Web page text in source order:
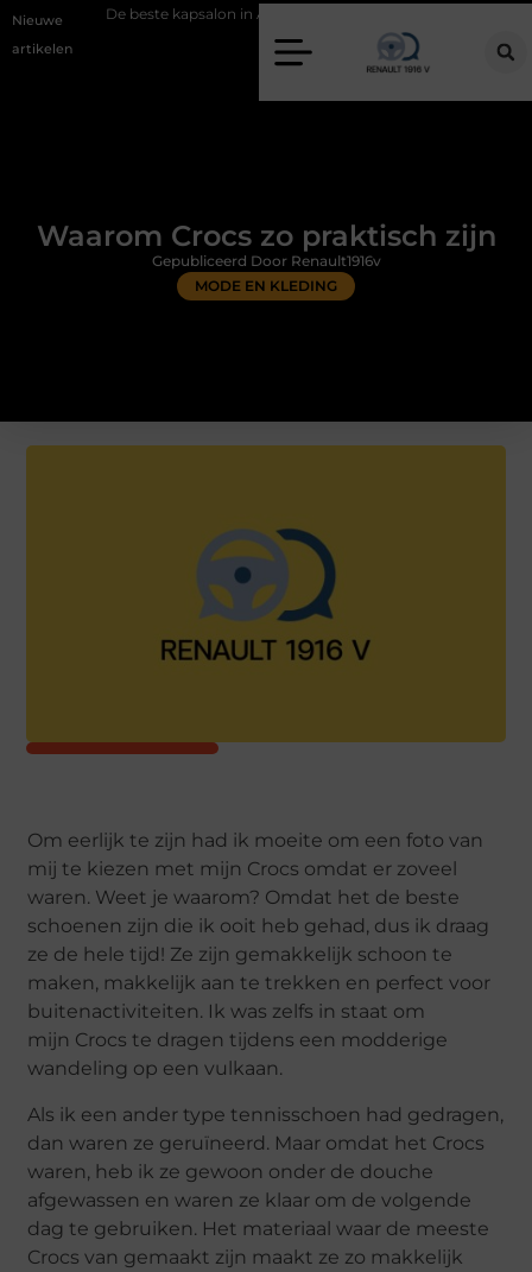
Nieuwe
artikelen
kapsalon in Arnhem: meer dan alleen een knipbeurt
Waarom Crocs zo praktisch zijn
MODE EN KLEDING
Gepubliceerd Door Renault1916v
Om eerlijk te zijn had ik moeite om een foto van
mij te kiezen met mijn Crocs omdat er zoveel
waren. Weet je waarom? Omdat het de beste
schoenen zijn die ik ooit heb gehad, dus ik draag
ze de hele tijd! Ze zijn gemakkelijk schoon te
maken, makkelijk aan te trekken en perfect voor
buitenactiviteiten. Ik was zelfs in staat om
mijn Crocs te dragen tijdens een modderige
wandeling op een vulkaan.
Als ik een ander type tennisschoen had gedragen,
dan waren ze geruïneerd. Maar omdat het Crocs
waren, heb ik ze gewoon onder de douche
afgewassen en waren ze klaar om de volgende
dag te gebruiken. Het materiaal waar de meeste
Crocs van gemaakt zijn maakt ze zo makkelijk